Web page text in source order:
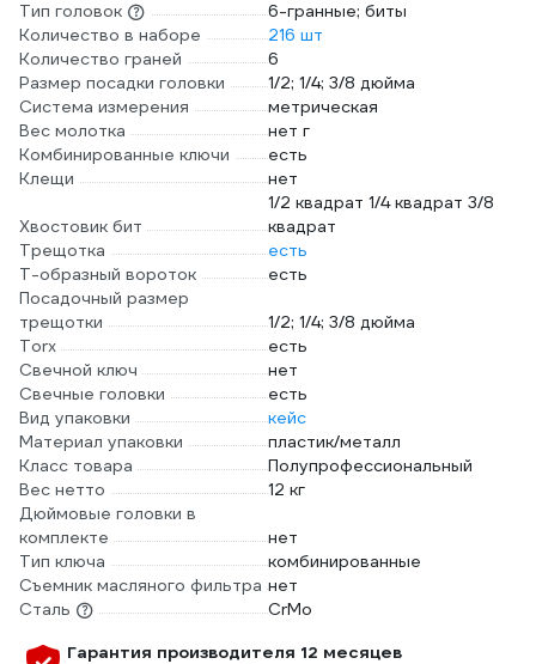
Тип головок
6-гранные; биты
Количество в наборе
216 шт
Количество граней
6
Размер посадки головки
1/2; 1/4; 3/8 дюйма
Система измерения
метрическая
Вес молотка
нет г
Комбинированные ключи
есть
Клещи
нет
Хвостовик бит
1/2 квадрат 1/4 квадрат 3/8
квадрат
Трещотка
есть
Т-образный вороток
есть
Посадочный размер
трещотки
1/2; 1/4; 3/8 дюйма
Torx
есть
Свечной ключ
нет
Свечные головки
есть
Вид упаковки
кейс
Материал упаковки
пластик/металл
Класс товара
Полупрофессиональный
Вес нетто
12 кг
Дюймовые головки в
комплекте
нет
Тип ключа
комбинированные
Съемник масляного фильтра нет
Сталь
CrMo
Гарантия производителя 12 месяцев